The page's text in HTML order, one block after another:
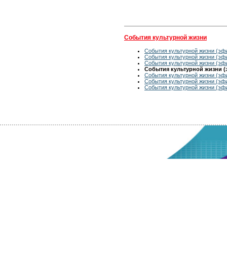
События культурной жизни
События культурной жизни
События культурной жизни
События культурной жизни
События культурной жизни
События культурной жизни
События культурной жизни
События культурной жизни